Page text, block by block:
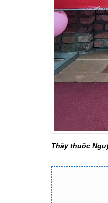
Thầy thuốc